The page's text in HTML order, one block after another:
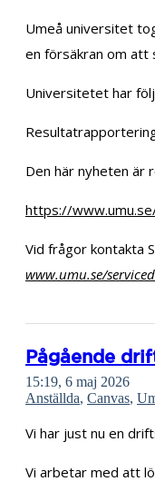
Umeå universitet
en försäkran om att
Universitetet har
Den här nyheten är
https://
Vid frågor kontakta
www.umu.se/
Pågående
15:19, 6 maj 2026
Anställda, Canvas,
Vi har just nu en
Vi arbetar med att